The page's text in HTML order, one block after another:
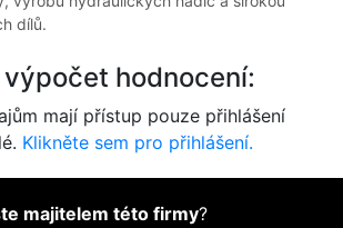
dílů.
hodnocení:
mají přístup pouze přihlášení
Klikněte sem pro přihlášení.
majitelem této firmy?